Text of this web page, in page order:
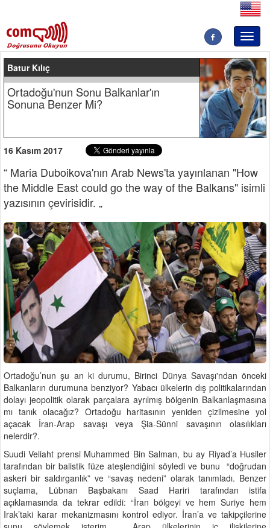
Batur Kılıç
Ortadoğu'nun Sonu Balkanlar'ın
Sonuna Benzer Mi?
16 Kasım 2017
“ Maria Duboikova'nın Arab News'ta yayınlanan "How
the Middle East could go the way of the Balkans" isimli
yazısının çevirisidir. „
Ortadoğu’nun şu an ki durumu, Birinci Dünya Savaşı'ndan önceki
Balkanların durumuna benziyor? Yabacı ülkelerin dış politikalarından
dolayı jeopolitik olarak parçalara ayrılmış bölgenin Balkanlaşmasına
mı tanık olacağız? Ortadoğu haritasının yeniden çizilmesine yol
açacak İran-Arap savaşı veya Şia-Sünni savaşının olasılıkları
nelerdir?.
Suudi Veliaht prensi Muhammed Bin Salman, bu ay Riyad’a Husiler
tarafından bir balistik füze ateşlendiğini söyledi ve bunu “doğrudan
askeri bir saldırganlık” ve “savaş nedeni” olarak tanımladı. Benzer
suçlama, Lübnan Başbakanı Saad Hariri tarafından istifa
açıklamasında da tekrar edildi: “İran bölgeyi ve hem Suriye hem
Irak’taki karar mekanizmasını kontrol ediyor. İran’a ve takipçilerine